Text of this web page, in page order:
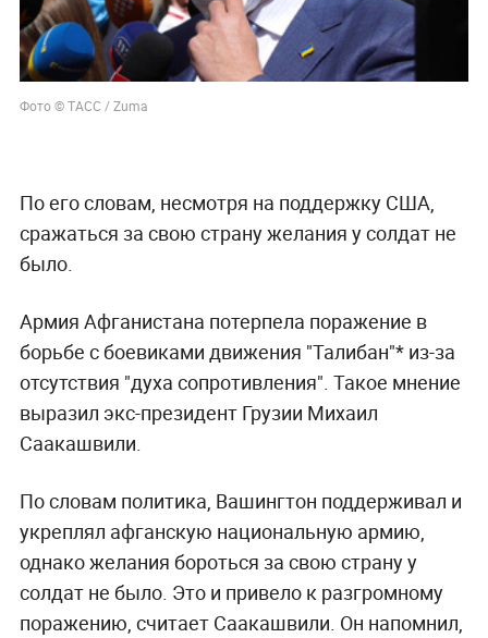
Фото © ТАСС / Zuma
По его словам, несмотря на поддержку США,
сражаться за свою страну желания у солдат не
было.
Армия Афганистана потерпела поражение в
борьбе с боевиками движения "Талибан"* из-за
отсутствия "духа сопротивления". Такое мнение
выразил экс-президент Грузии Михаил
Саакашвили.
По словам политика, Вашингтон поддерживал и
укреплял афганскую национальную армию,
однако желания бороться за свою страну у
солдат не было. Это и привело к разгромному
поражению, считает Саакашвили. Он напомнил,